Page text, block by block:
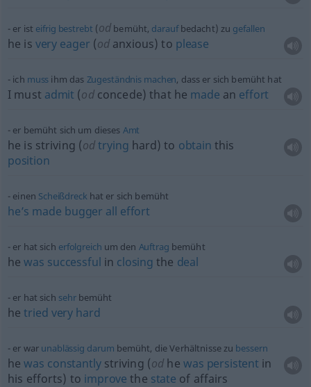
er ist eifrig bestrebt (od bemüht, daraufbedacht) zu gefallen
he is very eager (od anxious) to please
ich muss ihm das Zugeständnis machen, dass er sich bemüht hat
I must admit (odconcede) that he made an effort
er bemüht sich um dieses Amt
he is striving (odtrying hard) to obtain this
position
einen Scheißdreckhat er sich bemüht
he’s made bugger all effort
er hat sich erfolgreich um den Auftrag bemüht
hewas successful in closing the deal
er hat sich sehrbemüht
hetried very hard
er war unablässig darum bemüht, die Verhältnisse zu bessern
hewas constantlystriving (od he was persistent in
his efforts) to improve the state of affairs